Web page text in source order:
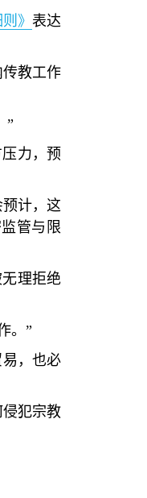
》 表达
教工作
”
力，预
计，这
管与限
理拒绝
。 ”
，也必
犯宗教